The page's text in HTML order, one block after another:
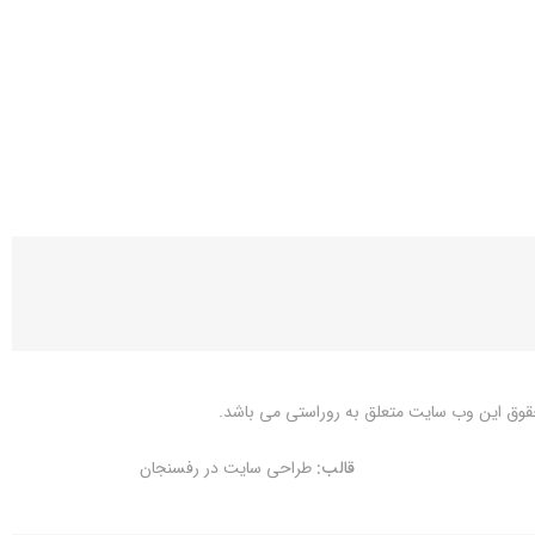
این وب سایت متعلق به روراستی می باشد.
قالب: طراحی سایت در رفسنجان